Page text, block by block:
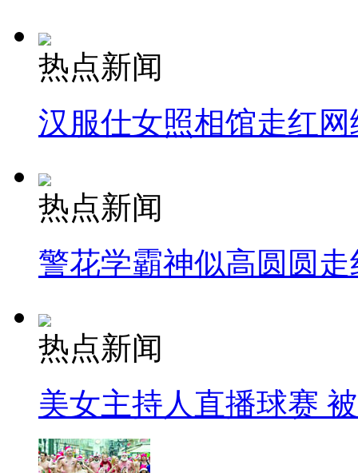
热点新闻
汉服仕女照相馆走红网
热点新闻
警花学霸神似高圆圆走
热点新闻
美女主持人直播球赛